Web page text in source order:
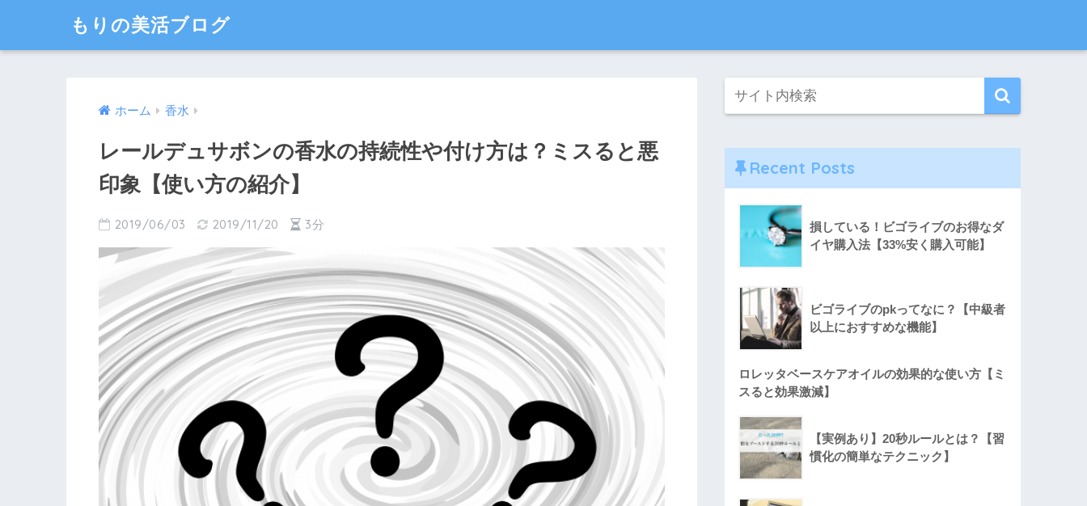
もりの美活ブログ
ホーム 香水
レールデュサボンの香水の持続性や付け方は？ミスると悪
印象【使い方の紹介】
2019/06/03 2019/11/20 3分
Recent Posts
損している！ビゴライブのお得なダ
イヤ購入法【33%安く購入可能】
ビゴライブのpkってなに？【中級者
以上におすすめな機能】
ロレッタベースケアオイルの効果的な使い方【ミ
スると効果激減】
【実例あり】20秒ルールとは？【習
慣化の簡単なテクニック】